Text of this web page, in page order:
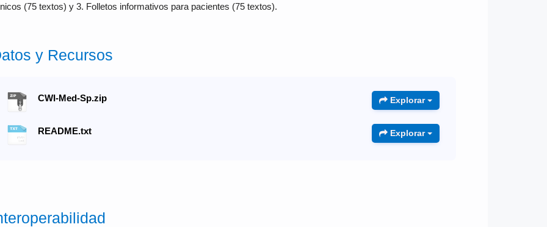
(75 textos) y 3. Folletos informativos para pacientes (75 textos).
y Recursos
CWI-Med-Sp.zip Explorar
README.txt Explorar